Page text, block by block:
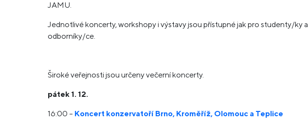
JAMU.
Jednotlivé koncerty, workshopy i výstavy jsou přístupné jak pro studenty/ky a
odborníky/ce.
Široké veřejnosti jsou určeny večerní koncerty.
pátek 1. 12.
16:00 – Koncert konzervatoří Brno, Kroměříž, Olomouc a Teplice